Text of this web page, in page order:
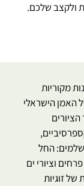
ולקצב שלכם.
מקוריות
האמן הישראלי
הציורים
החל
וציורי ים
זוגיות